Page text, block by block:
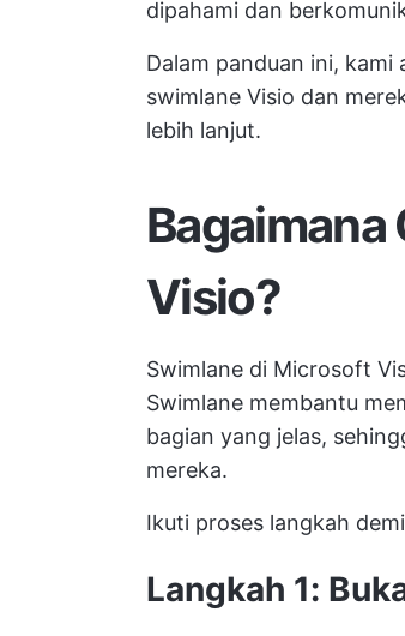
dipahami dan
Dalam panduan ini,
swimlane Visio dan
lebih lanjut.
Bagaimana
Visio?
Swimlane di Microsoft
Swimlane membantu
bagian yang jelas,
mereka.
Ikuti proses langkah
Langkah 1: